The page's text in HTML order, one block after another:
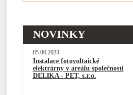
NOVINKY
05.06.2023
Instalace fotovoltaické
elektrárny v areálu společnosti
DELIKA - PET, s.r.o.